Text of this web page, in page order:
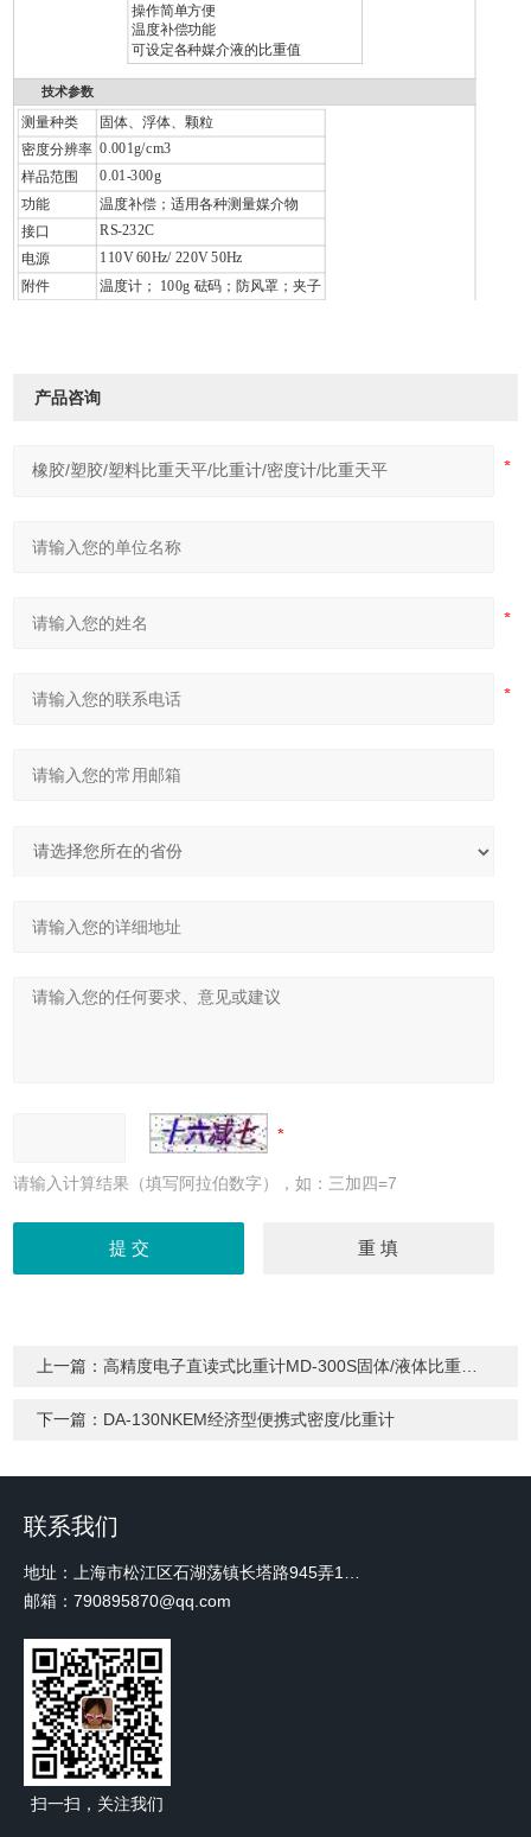
操作简单方便
温度补偿功能
可设定各种媒介液的比重值
技术参数
测量种类
固体、浮体、颗粒
密度分辨率 0.001g/cm3
样品范围
0.01-300g
功能
温度补偿；适用各种测量媒介物
接口
RS-232C
电源
110V 60Hz/ 220V 50Hz
附件
温度计； 100g 砝码；防风罩；夹子
产品咨询
请输入计算结果（填写阿拉伯数字），如：三加四=7
上一篇：高精度电子直读式比重计MD-300S固体/液体比重天平/比重计/密度计/密度天平
下一篇： DA-130NKEM经济型便携式密度/比重计
联系我们
邮箱：790895870@qq.com
扫一扫，关注我们